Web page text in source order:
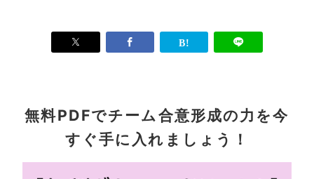
無料PDFでチーム合意形成の力を今
すぐ手に入れましょう！